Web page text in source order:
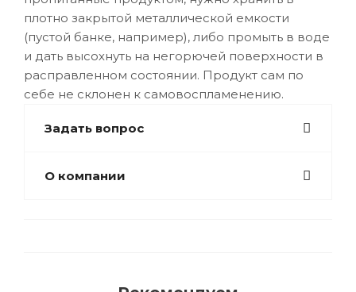
плотно закрытой металлической емкости
(пустой банке, например), либо промыть в воде
и дать высохнуть на негорючей поверхности в
расправленном состоянии. Продукт сам по
себе не склонен к самовоспламенению.
Задать вопрос
О компании